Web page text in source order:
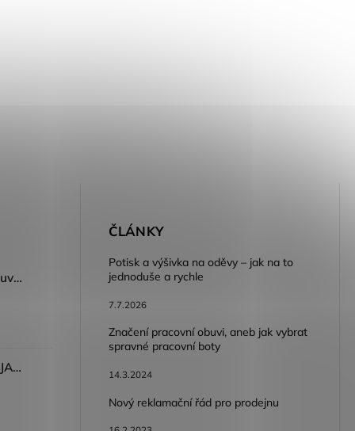
Dámský volnočasový nazouvák ARDON®JUNO - růžová
Dámské kalhoty ARDON®JASVENA šedá
ČLÁNKY
Potisk a výšivka na oděvy – jak na to
jednoduše a rychle
7.7.2026
Značení pracovní obuvi, aneb jak vybrat
spravné pracovní boty
14.3.2024
Nový reklamační řád pro prodejnu